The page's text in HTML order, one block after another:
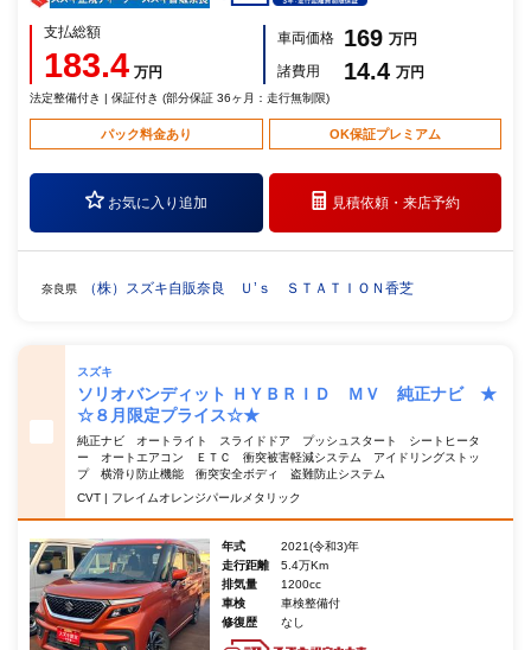
支払総額
183.4 万円
車両価格 169 万円
諸費用
14.4 万円
法定整備付き | 保証付き (部分保証 36ヶ月：走行無制限)
パック料金あり OK保証プレミアム
お気に入り追加 見積依頼・来店予約
奈良県 （株）スズキ自販奈良 Ｕ’ｓ ＳＴＡＴＩＯＮ香芝
スズキ
ソリオバンディット ＨＹＢＲＩＤ ＭＶ 純正ナビ ★
☆８月限定プライス☆★
純正ナビ オートライト スライドドア プッシュスタート シートヒータ
ー オートエアコン ＥＴＣ 衝突被害軽減システム アイドリングストッ
プ 横滑り防止機能 衝突安全ボディ 盗難防止システム
CVT | フレイムオレンジパールメタリック
年式
2021(令和3)年
走行距離
5.4万Km
排気量
1200cc
車検
車検整備付
修復歴
なし